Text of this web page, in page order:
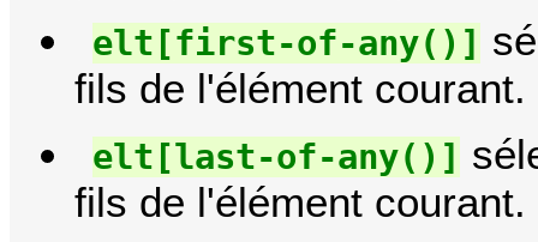
elt[first-of-any()]
fils de l'élément courant.
elt[last-of-any()]
fils de l'élément courant.